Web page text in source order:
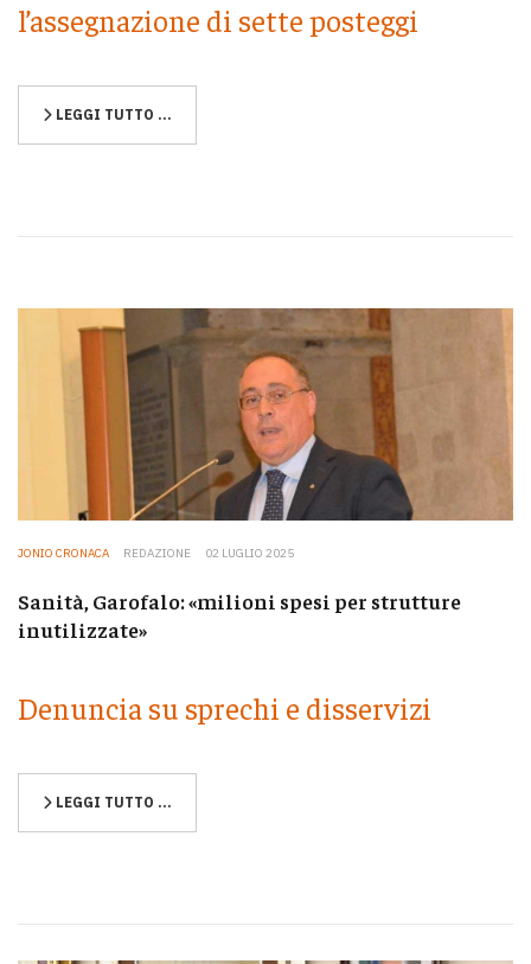
l’assegnazione di sette posteggi
LEGGI TUTTO …
JONIO CRONACA REDAZIONE 02 LUGLIO 2025
Sanità, Garofalo: «milioni spesi per strutture
inutilizzate»
Denuncia su sprechi e disservizi
LEGGI TUTTO …